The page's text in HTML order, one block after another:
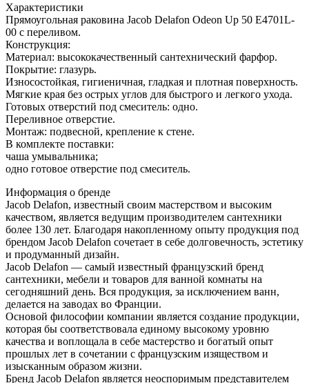
Характеристики
Прямоугольная раковина Jacob Delafon Odeon Up 50 E4701L-
00 с переливом.
Конструкция:
Материал: высококачественный сантехнический фарфор.
Покрытие: глазурь.
Износостойкая, гигиеничная, гладкая и плотная поверхность.
Мягкие края без острых углов для быстрого и легкого ухода.
Готовых отверстий под смеситель: одно.
Переливное отверстие.
Монтаж: подвесной, крепление к стене.
В комплекте поставки:
чаша умывальника;
одно готовое отверстие под смеситель.
Информация о бренде
Jacob Delafon, известный своим мастерством и высоким
качеством, является ведущим производителем сантехники
более 130 лет. Благодаря накопленному опыту продукция под
брендом Jacob Delafon сочетает в себе долговечность, эстетику
и продуманный дизайн.
Jacob Delafon — самый известный французский бренд
сантехники, мебели и товаров для ванной комнаты на
сегодняшний день. Вся продукция, за исключением ванн,
делается на заводах во Франции.
Основой философии компании является создание продукции,
которая бы соответствовала единому высокому уровню
качества и воплощала в себе мастерство и богатый опыт
прошлых лет в сочетании с французским изяществом и
изысканным образом жизни.
Бренд Jacob Delafon является неоспоримым представителем